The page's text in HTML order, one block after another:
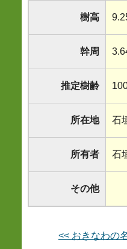
樹高
幹周
推定樹齢
所在地 石
所有者 石
その他
<< おきなわの